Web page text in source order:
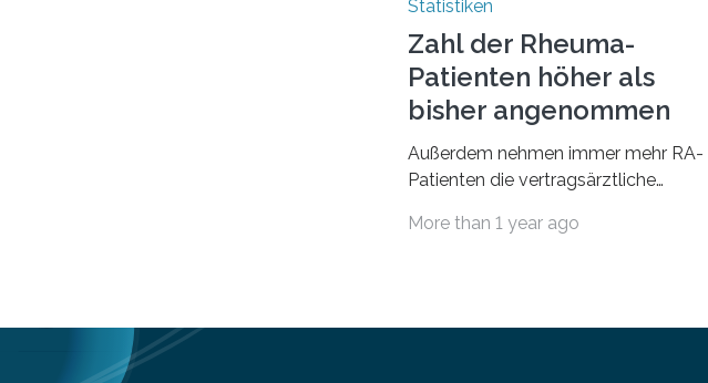
moderaten Anstieg des Mietanteils am
Gesamteinkommen hinnehmen
Statistiken
Zahl der Rheuma-
Patienten höher als
bisher angenommen
Außerdem nehmen immer mehr RA-
Patienten die vertragsärztliche
Jahr 2009 nur etwa 526.000 (526.211)
More than 1 year ago